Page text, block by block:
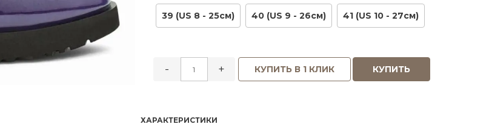
39 (US 8 - 25см) 40 (US 9 - 26см) 41 (US 10 - 27см)
- + КУПИТЬ В 1 КЛИК КУПИТЬ
ХАРАКТЕРИСТИКИ